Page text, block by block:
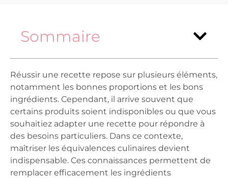
Sommaire
Réussir une recette repose sur plusieurs éléments,
notamment les bonnes proportions et les bons
ingrédients. Cependant, il arrive souvent que
certains produits soient indisponibles ou que vous
souhaitiez adapter une recette pour répondre à
des besoins particuliers. Dans ce contexte,
maîtriser les équivalences culinaires devient
indispensable. Ces connaissances permettent de
remplacer efficacement les ingrédients